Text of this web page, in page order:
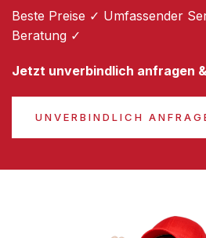
Beste Preise ✓ Umfassender
Beratung ✓
Jetzt unverbindlich anfragen
UNVERBINDLICH